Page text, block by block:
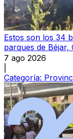
Estos son los 34
parques de Béjar,
7 ago 2026
Categoría: